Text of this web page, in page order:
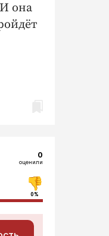
она
0
оценили
0%